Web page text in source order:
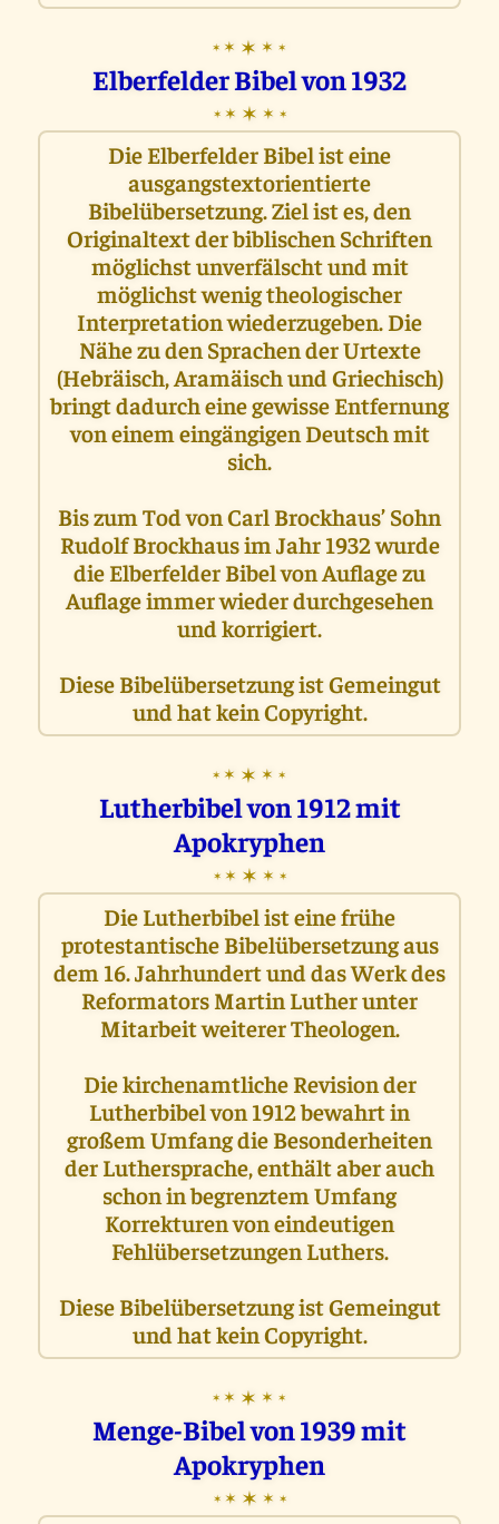
✶ ✶ ✶ ✶ ✶
Elberfelder Bibel von 1932
✶ ✶ ✶ ✶ ✶
Die Elberfelder Bibel ist eine
ausgangstextorientierte
Bibelübersetzung. Ziel ist es, den
Originaltext der biblischen Schriften
möglichst unverfälscht und mit
möglichst wenig theologischer
Interpretation wiederzugeben. Die
Nähe zu den Sprachen der Urtexte
(Hebräisch, Aramäisch und Griechisch)
bringt dadurch eine gewisse Entfernung
von einem eingängigen Deutsch mit
sich.
Bis zum Tod von Carl Brockhaus’ Sohn
Rudolf Brockhaus im Jahr 1932 wurde
die Elberfelder Bibel von Auflage zu
Auflage immer wieder durchgesehen
und korrigiert.
Diese Bibelübersetzung ist Gemeingut
und hat kein Copyright.
✶ ✶ ✶ ✶ ✶
Lutherbibel von 1912 mit
Apokryphen
✶ ✶ ✶ ✶ ✶
Die Lutherbibel ist eine frühe
protestantische Bibelübersetzung aus
dem 16. Jahrhundert und das Werk des
Reformators Martin Luther unter
Mitarbeit weiterer Theologen.
Die kirchenamtliche Revision der
Lutherbibel von 1912 bewahrt in
großem Umfang die Besonderheiten
der Luthersprache, enthält aber auch
schon in begrenztem Umfang
Korrekturen von eindeutigen
Fehlübersetzungen Luthers.
Diese Bibelübersetzung ist Gemeingut
und hat kein Copyright.
✶ ✶ ✶ ✶ ✶
Menge-Bibel von 1939 mit
Apokryphen
✶ ✶ ✶ ✶ ✶